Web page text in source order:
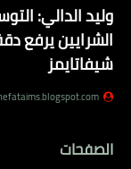
وليد الدالي:
الشرايين يرفع
شيفاتايمز
الصفحات